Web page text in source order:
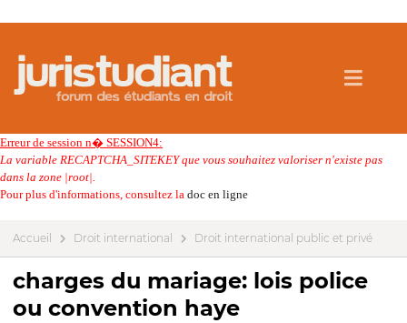
Erreur de session n� SESSION4:
La variable RECAPTCHA_SITEKEY que vous souhaitez valoriser n'existe pas
dans la zone |root|.
Pour plus d'informations, consultez la doc en ligne
Accueil Droit international Droit international public et privé
charges du mariage: lois police
ou convention haye